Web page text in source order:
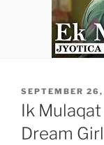
POSTED
ON
SEPTEMBER
Ik Mulaqat
Dream